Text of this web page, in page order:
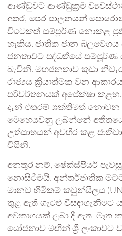
ආණ්ඩුවට ආණ්ඩුක්‍රම
අතර, පෙර පාලනයන්
විටෙකත් සම්පූර්ණ නොකළ
හැකිය. ජාතික ජාන
ජනතාවට පද්ධතියේ සම්පූර්ණ
බැවිනි. මහජනතාව කුඩා
රාජ්‍යය ක්‍රියාත්මක වන ආකාරය
පරිවර්තනයක් අපේක්ෂා
දැන් එතරම් ශක්තිමත් නොවන
මෙහෙයවනු ලබන්නේ අතීතයේ
උත්සාහයන් අවහිර කළ
විසිනි.
අනතුර නම්, ෂේක්ස්පියර් පැවසූ
නොසිටීමයි. අන්තර්ජාතික
මානව හිමිකම් කවුන්සිලය
තුළ ඇති ගැටළු විසඳාගැනීමට
අවකාශයක් ලබා දී ඇත. මෑත
යෝජනාව මඟින් ශ්‍රී ලංකාවට